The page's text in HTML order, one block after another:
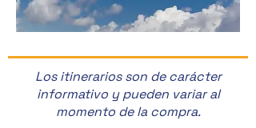
Los itinerarios son de carácter
informativo y pueden variar al
momento de la compra.